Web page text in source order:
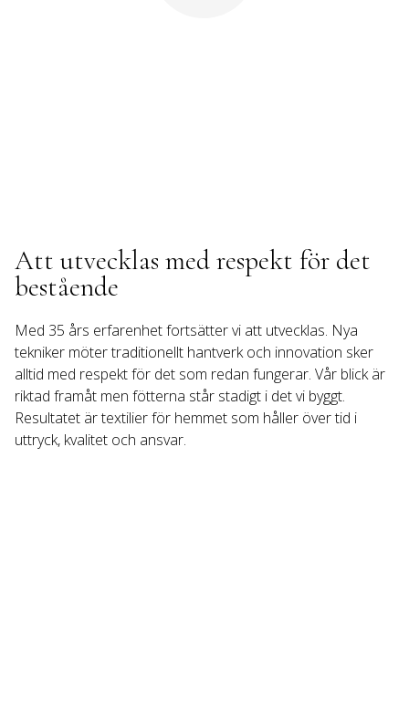
Att utvecklas med respekt för det
bestående
Med 35 års erfarenhet fortsätter vi att utvecklas. Nya
tekniker möter traditionellt hantverk och innovation sker
alltid med respekt för det som redan fungerar. Vår blick är
riktad framåt men fötterna står stadigt i det vi byggt.
Resultatet är textilier för hemmet som håller över tid i
uttryck, kvalitet och ansvar.